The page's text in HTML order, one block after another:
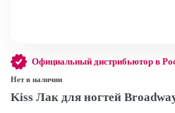
Официальный дистрибьютор в
Нет в наличии
Kiss Лак для ногтей